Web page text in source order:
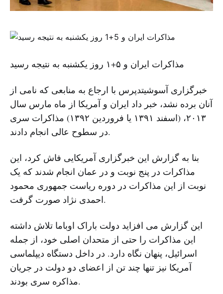
مذاکرات ایران و ۵+۱ روز یکشنبه به نتیجه رسید
خبرگزاری آسوشیتدپرس با ارجاع به منابعی که نامی از
آنان برده نشد، خبر داد ایران و آمریکا از ماه مارس سال
۲۰۱۳، (اسفند ۱۳۹۱ یا فروردین ۱۳۹۲) مذاکرات سری
در سطوح عالی انجام دادند.
بنا به گزارش این خبرگزاری آمریکایی فاش کرد، این
مذاکرات در پنج نوبت و در عمان انجام شدند که یک
نوبت از این مذاکرات در دوره ریاست جمهوری محمود
احمدی نژاد صورت گرفت.
این گزارش می افزاید دولت باراک اوباما تلاش داشته
این مذاکرات را حتی از متحدان اصلی خود، از جمله
اسرائیل، پنهان نگاه دارد. در داخل دستگاه دیپلماسی
آمریکا نیز تنها چند تن از اعضای دو دولت در جریان
مذاکره سری بودند.